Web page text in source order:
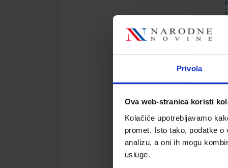
Privola
Ova web-stranica koristi
Kolačiće upotrebljavamo
promet. Isto tako, podatke
analizu, a oni ih mogu
usluge.